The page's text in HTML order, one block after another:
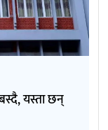
यस्ता छन्